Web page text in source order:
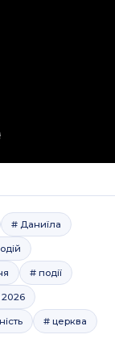
# Даниїла
# події
2026
# церква